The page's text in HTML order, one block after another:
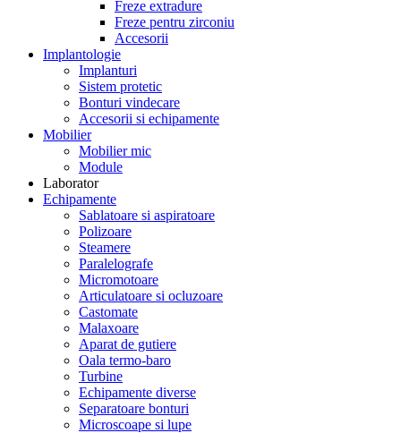
Freze extradure
Freze pentru zirconiu
Accesorii
Implantologie
Implanturi
Sistem protetic
Bonturi vindecare
Accesorii si echipamente
Mobilier
Mobilier mic
Module
Laborator
Echipamente
Sablatoare si aspiratoare
Polizoare
Steamere
Paralelografe
Micromotoare
Articulatoare si ocluzoare
Castomate
Malaxoare
Aparat de gutiere
Oala termo-baro
Turbine
Echipamente diverse
Separatoare bonturi
Microscoape si lupe